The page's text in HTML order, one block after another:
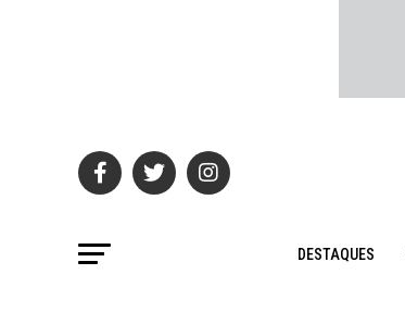
DESTAQUES